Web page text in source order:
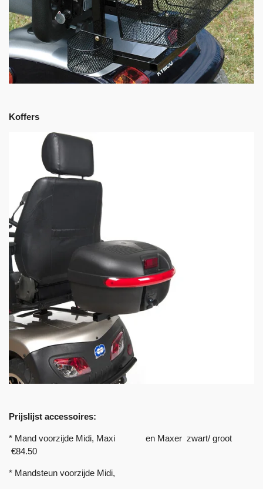
Koffers
Prijslijst accessoires:
* Mand voorzijde Midi, Maxi en Maxer zwart/ groot
€84.50
* Mandsteun voorzijde Midi,